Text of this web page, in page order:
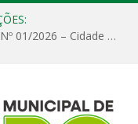
EDITAL DE CHAMAMENTO PÚBLICO Nº 01/2026 – Cidade de Faro